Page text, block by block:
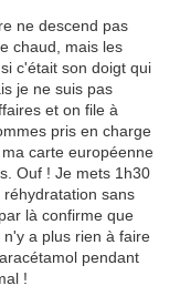
ne descend pas
chaud, mais les
c'était son doigt qui
je ne suis pas
et on file à
pris en charge
carte européenne
Ouf ! Je mets 1h30
sans
là confirme que
a plus rien à faire
pendant
!